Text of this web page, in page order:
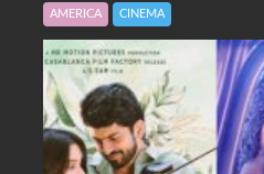
AMERICA CINEMA